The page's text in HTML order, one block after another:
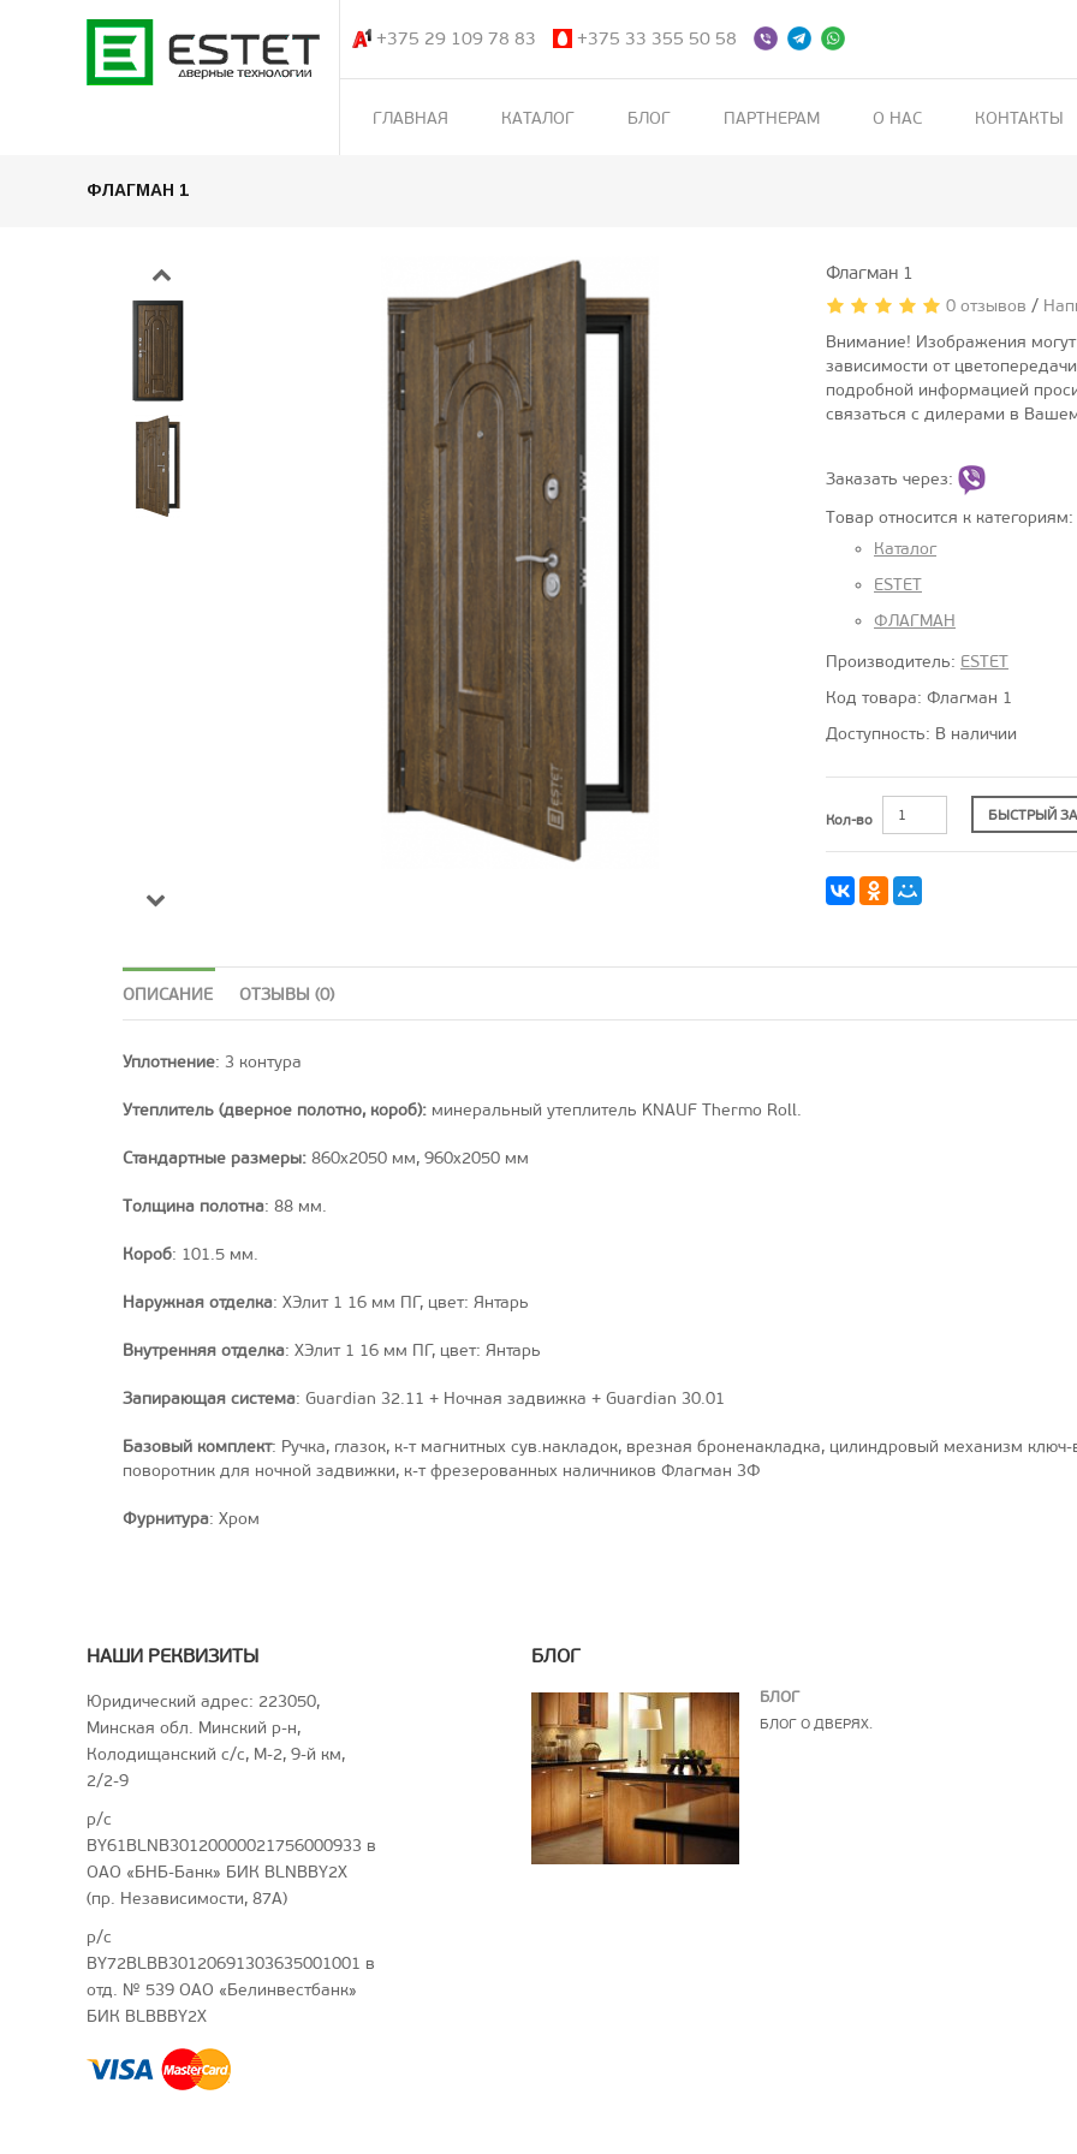
+375 29 109 78 83 +375 33 355 50 58
ГЛАВНАЯ КАТАЛОГ БЛОГ ПАРТНЕРАМ О НАС КОНТАКТЫ
ФЛАГМАН 1
Флагман 1
0 отзывов /
Внимание! Изображения
зависимости от
подробной информацией
связаться с дилерами в
Заказать через:
Товар относится к категориям:
Каталог
ESTET
ФЛАГМАН
Производитель: ESTET
Код товара: Флагман 1
Доступность: В наличии
Кол-во БЫСТРЫЙ
ОПИСАНИЕ ОТЗЫВЫ (0)
Уплотнение: 3 контура
Утеплитель (дверное полотно, короб): минеральный утеплитель KNAUF Thermo Roll.
Стандартные размеры: 860x2050 мм, 960х2050 мм
Толщина полотна: 88 мм.
Короб: 101.5 мм.
Наружная отделка: XЭлит 1 16 мм ПГ, цвет: Янтарь
Внутренняя отделка: XЭлит 1 16 мм ПГ, цвет: Янтарь
Запирающая система: Guardian 32.11 + Ночная задвижка + Guardian 30.01
Базовый комплект: Ручка, глазок, к-т магнитных сув.накладок, врезная броненакладка, цилиндровый механизм
поворотник для ночной задвижки, к-т фрезерованных наличников Флагман 3Ф
Фурнитура: Хром
НАШИ РЕКВИЗИТЫ
Юридический адрес: 223050,
Минская обл. Минский р-н,
Колодищанский с/с, М-2, 9-й км,
2/2-9
р/с
BY61BLNB30120000021756000933 в
ОАО «БНБ-Банк» БИК BLNBBY2X
(пр. Независимости, 87А)
р/с
BY72BLBB30120691303635001001 в
отд. № 539 ОАО «Белинвестбанк»
БИК BLBBBY2X
БЛОГ
БЛОГ
БЛОГ О ДВЕРЯХ.